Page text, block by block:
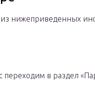
нижеприведенных
переходим в раздел